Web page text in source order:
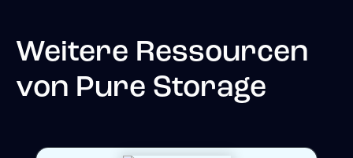
Weitere Ressourcen
von Pure Storage